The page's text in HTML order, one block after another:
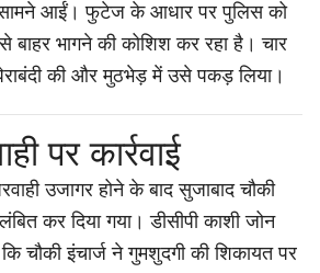
सामने आईं। फुटेज के आधार पर पुलिस को
बाहर भागने की कोशिश कर रहा है। चार
की और मुठभेड़ में उसे पकड़ लिया।
पर कार्रवाई
उजागर होने के बाद सुजाबाद चौकी
कर दिया गया। डीसीपी काशी जोन
चौकी इंचार्ज ने गुमशुदगी की शिकायत पर